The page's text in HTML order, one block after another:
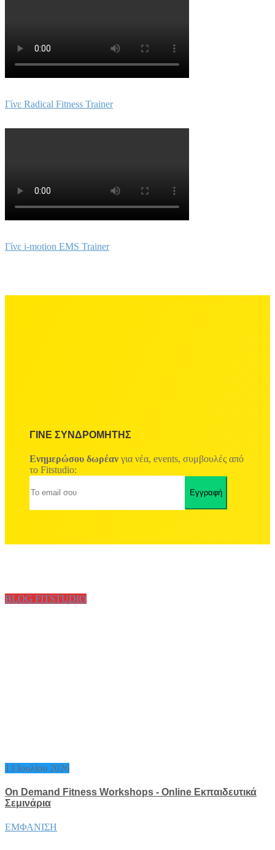
Γίνε Radical Fitness Trainer
Γίνε i-motion EMS Trainer
ΓΙΝΕ ΣΥΝΔΡΟΜΗΤΗΣ
Ενημερώσου δωρέαν για νέα, events, συμβουλές από
το Fitstudio:
BLOG FITSTUDIO
13 Ιουλίου 2026
On Demand Fitness Workshops - Online Εκπαιδευτικά
Σεμινάρια
ΕΜΦΑΝΙΣΗ